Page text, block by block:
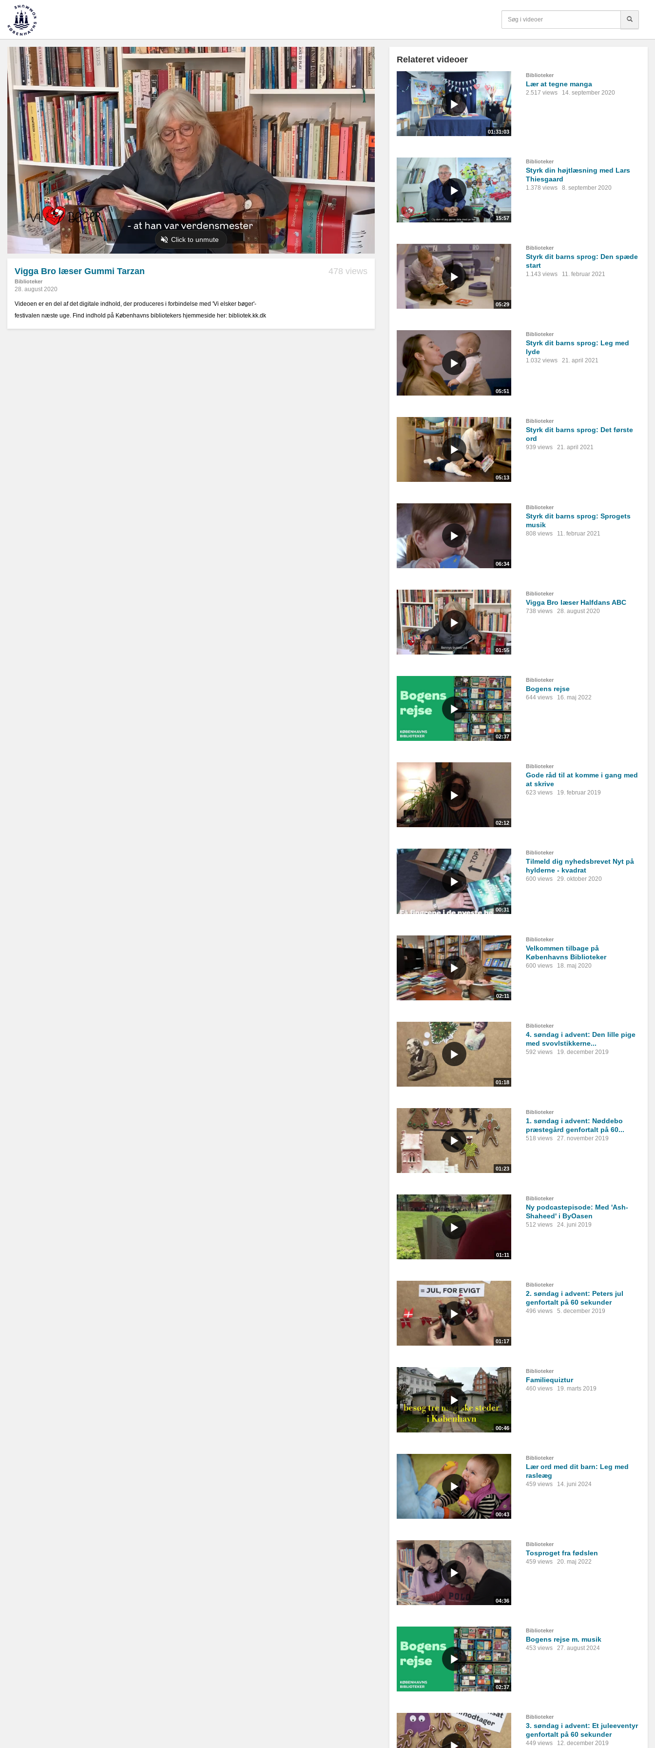
Vigga Bro læser Gummi Tarzan
Biblioteker
478 views
28. august 2020
Videoen er en del af det digitale indhold, der produceres i forbindelse med 'Vi elsker bøger'-
festivalen næste uge. Find indhold på Københavns bibliotekers hjemmeside her: bibliotek.kk.dk
Relateret videoer
01:31:03
Biblioteker
Lær at tegne manga
2.517 views 14. september 2020
15:57
Biblioteker
Styrk din højtlæsning med Lars
Thiesgaard
1.378 views 8. september 2020
05:29
Biblioteker
Styrk dit barns sprog: Den spæde
start
1.143 views 11. februar 2021
05:51
Biblioteker
Styrk dit barns sprog: Leg med
lyde
1.032 views 21. april 2021
05:13
Biblioteker
Styrk dit barns sprog: Det første
ord
939 views 21. april 2021
06:34
Biblioteker
Styrk dit barns sprog: Sprogets
musik
808 views 11. februar 2021
01:55
Biblioteker
Vigga Bro læser Halfdans ABC
738 views 28. august 2020
02:37
Biblioteker
Bogens rejse
644 views 16. maj 2022
02:12
Biblioteker
Gode råd til at komme i gang med
at skrive
623 views 19. februar 2019
00:31
Biblioteker
Tilmeld dig nyhedsbrevet Nyt på
hylderne - kvadrat
600 views 29. oktober 2020
02:11
Biblioteker
Velkommen tilbage på
Københavns Biblioteker
600 views 18. maj 2020
01:18
Biblioteker
4. søndag i advent: Den lille pige
med svovlstikkerne...
592 views 19. december 2019
01:23
Biblioteker
1. søndag i advent: Nøddebo
præstegård genfortalt på 60...
518 views 27. november 2019
01:11
Biblioteker
Ny podcastepisode: Med 'Ash-
Shaheed' i ByOasen
512 views 24. juni 2019
01:17
Biblioteker
2. søndag i advent: Peters jul
genfortalt på 60 sekunder
496 views 5. december 2019
00:46
Biblioteker
Familiequiztur
460 views 19. marts 2019
00:43
Biblioteker
Lær ord med dit barn: Leg med
rasleæg
459 views 14. juni 2024
04:36
Biblioteker
Tosproget fra fødslen
459 views 20. maj 2022
02:37
Biblioteker
Bogens rejse m. musik
453 views 27. august 2024
Biblioteker
3. søndag i advent: Et juleeventyr
genfortalt på 60 sekunder
449 views 12. december 2019